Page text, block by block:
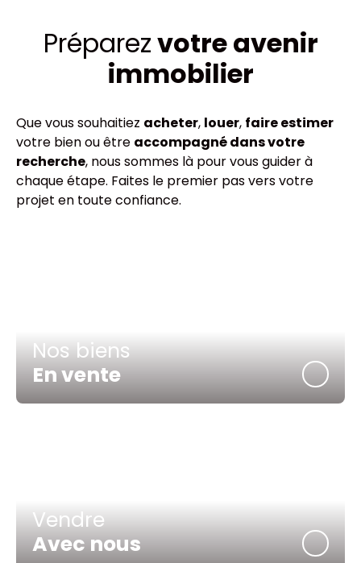
Préparezvotre avenir
immobilier
Que vous souhaitiez acheter, louer, faire estimer
votre bien ou être accompagné dans votre
recherche, nous sommes là pour vous guider à
chaque étape. Faites le premier pas vers votre
projet en toute confiance.
Nos biens
En vente
Vendre
Avec nous